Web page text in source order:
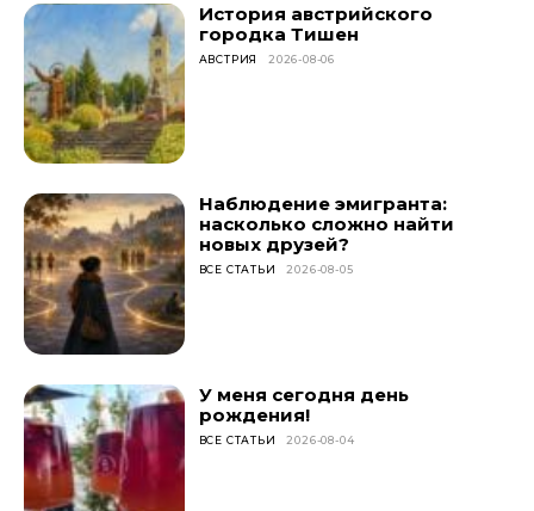
История австрийского
городка Тишен
АВСТРИЯ 2026-08-06
Наблюдение эмигранта:
насколько сложно найти
новых друзей?
ВСЕ СТАТЬИ 2026-08-05
У меня сегодня день
рождения!
ВСЕ СТАТЬИ 2026-08-04